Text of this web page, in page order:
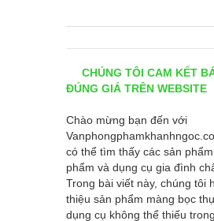
CHÚNG TÔI CAM KẾT
ĐÚNG GIÁ TRÊN WEBSITE
Chào mừng bạn đến với
có thể tìm thấy các sản
phẩm và dụng cụ gia đình
Trong bài viết này, chúng tôi
thiệu sản phẩm màng bọc
dụng cụ không thể thiếu